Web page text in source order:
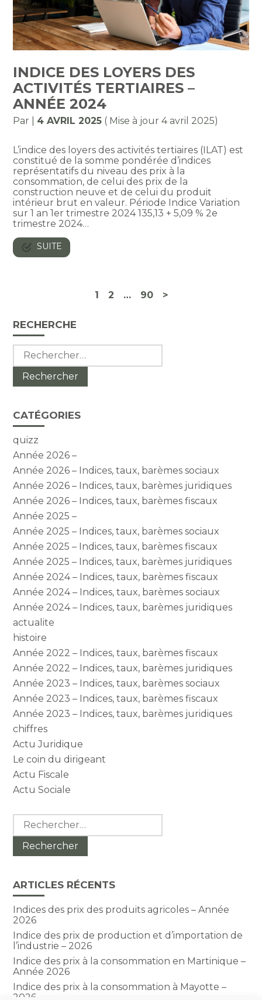
INDICE DES LOYERS DES
ACTIVITÉS TERTIAIRES –
ANNÉE 2024
Par 4 AVRIL 2025 ( Mise à jour 4 avril 2025)
L’indice des loyers des activités tertiaires (ILAT) est
constitué de la somme pondérée d’indices
représentatifs du niveau des prix à la
consommation, de celui des prix de la
construction neuve et de celui du produit
intérieur brut en valeur. Période Indice Variation
sur 1 an 1er trimestre 2024 135,13 + 5,09 % 2e
trimestre 2024…
SUITE
Navigation1 2 … 90 >
Blog
sidebar
RECHERCHE
Rechercher :
CATÉGORIES
quizz
Année 2026 –
Année 2026 – Indices, taux, barèmes sociaux
Année 2026 – Indices, taux, barèmes juridiques
Année 2026 – Indices, taux, barèmes fiscaux
Année 2025 –
Année 2025 – Indices, taux, barèmes sociaux
Année 2025 – Indices, taux, barèmes fiscaux
Année 2025 – Indices, taux, barèmes juridiques
Année 2024 – Indices, taux, barèmes fiscaux
Année 2024 – Indices, taux, barèmes sociaux
Année 2024 – Indices, taux, barèmes juridiques
actualite
histoire
Année 2022 – Indices, taux, barèmes fiscaux
Année 2022 – Indices, taux, barèmes juridiques
Année 2023 – Indices, taux, barèmes sociaux
Année 2023 – Indices, taux, barèmes fiscaux
Année 2023 – Indices, taux, barèmes juridiques
chiffres
Actu Juridique
Le coin du dirigeant
Actu Fiscale
Actu Sociale
Rechercher :
ARTICLES RÉCENTS
Indices des prix des produits agricoles – Année
2026
Indice des prix de production et d’importation de
l’industrie – 2026
Indice des prix à la consommation en Martinique –
Année 2026
Indice des prix à la consommation à Mayotte –
2026